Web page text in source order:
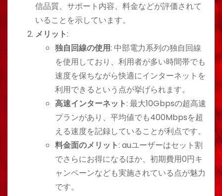
信品質、サポート内容、料金などが評価されて
いることを示しています​​。
メリット:
独自回線の使用: 中部電力系列の独自回線
を使用しており、利用者が多い時間帯でも
速度を保ちながら快適にインターネットを
利用できるという点が挙げられます​​。
高速インターネット: 最大10Gbpsの超高速
プランがあり、平均値でも400Mbpsを超
える速度を記録していることが利点です​​。
料金面のメリット: auユーザーはセット割
でさらにお得になるほか、初期費用0円キ
ャンペーンなども実施されている点が魅力
です​​​​。